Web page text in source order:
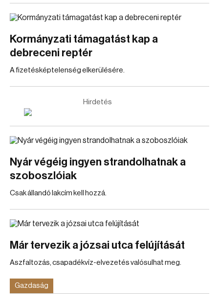
Kormányzati támagatást kap a
debreceni reptér
A fizetésképtelenség elkerülésére.
Hirdetés
Nyár végéig ingyen strandolhatnak a
szoboszlóiak
Csak állandó lakcím kell hozzá.
Már tervezik a józsai utca felújítását
Aszfaltozás, csapadékvíz-elvezetés valósulhat meg.
Gazdaság